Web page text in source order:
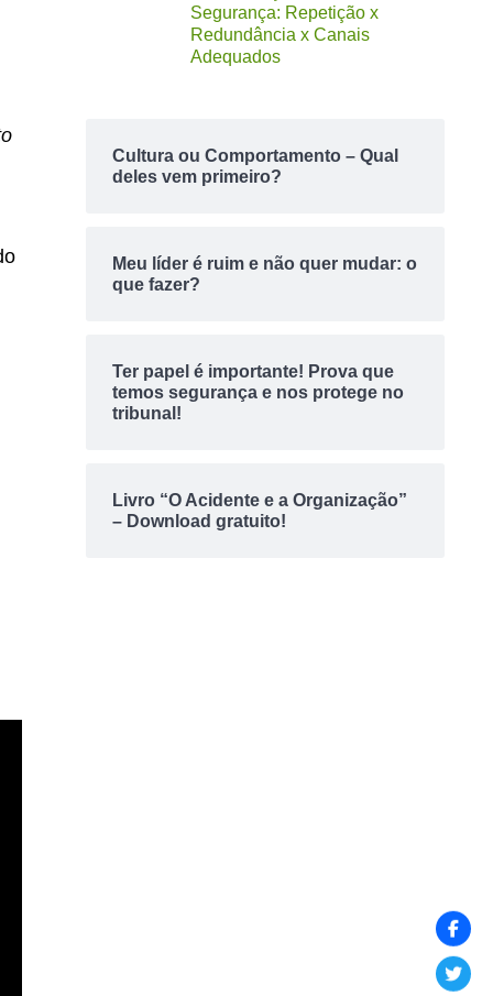
Segurança: Repetição x
Redundância x Canais
Adequados
Cultura ou Comportamento – Qual
deles vem primeiro?
Meu líder é ruim e não quer mudar: o
que fazer?
Ter papel é importante! Prova que
temos segurança e nos protege no
tribunal!
Livro “O Acidente e a Organização”
– Download gratuito!